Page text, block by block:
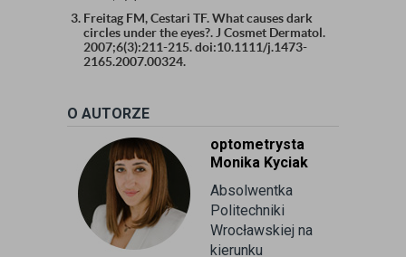
Freitag FM, Cestari TF. What causes dark
circles under the eyes?. J Cosmet Dermatol.
2007;6(3):211-215. doi:10.1111/j.1473-
2165.2007.00324.
O AUTORZE
optometrysta
Monika Kyciak
Absolwentka
Politechniki
Wrocławskiej na
kierunku